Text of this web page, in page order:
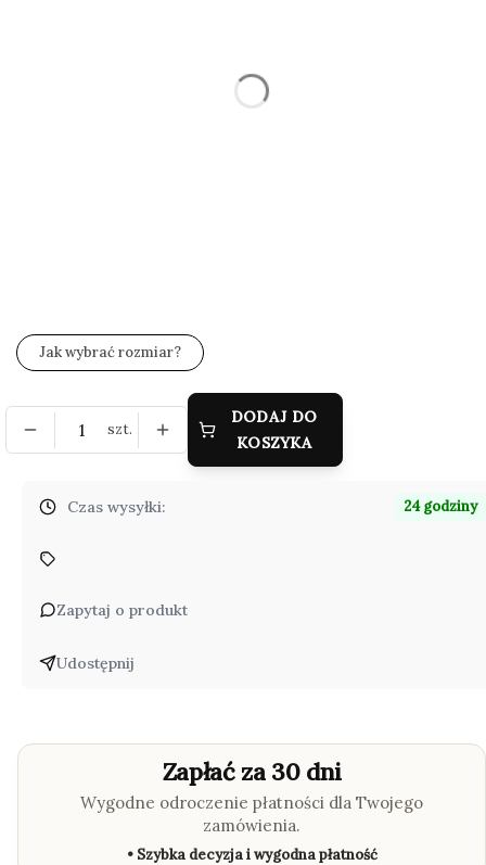
Jak wybrać rozmiar?
szt.
DODAJ DO
KOSZYKA
Czas wysyłki: 24 godziny
Zapytaj o produkt
Udostępnij
Zapłać za 30 dni
Wygodne odroczenie płatności dla Twojego
zamówienia.
• Szybka decyzja i wygodna płatność